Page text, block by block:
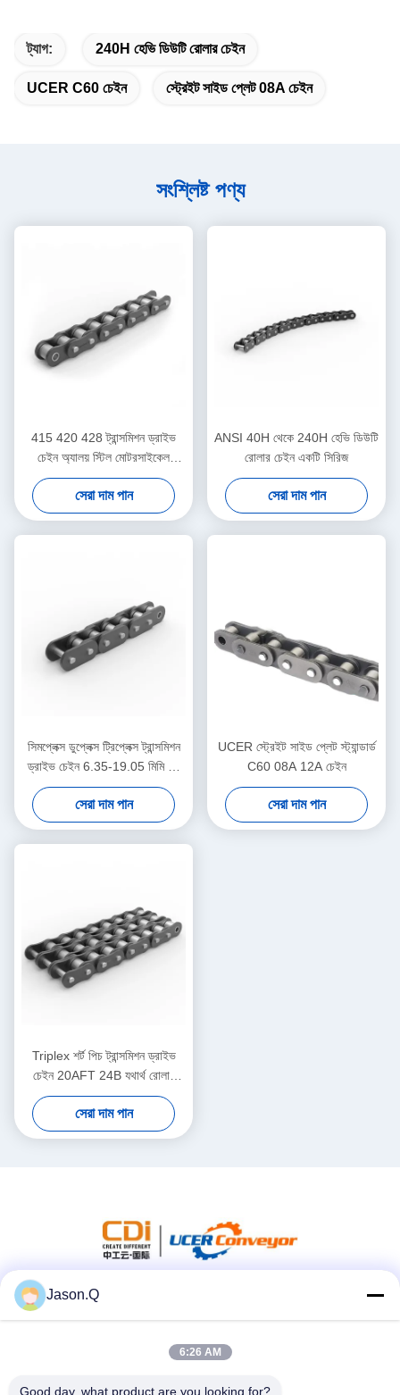
ট্যাগ: 240H হেভি ডিউটি ​​রোলার চেইন
UCER C60 চেইন স্ট্রেইট সাইড প্লেট 08A চেইন
সংশ্লিষ্ট পণ্য
415 420 428 ট্রান্সমিশন ড্রাইভ
চেইন অ্যালয় স্টিল মোটরসাইকেল
স্প্রকেট চেইন
সেরা দাম পান
ANSI 40H থেকে 240H হেভি ডিউটি
​​রোলার চেইন একটি সিরিজ
সেরা দাম পান
সিমপ্লেক্স ডুপ্লেক্স ট্রিপ্লেক্স ট্রান্সমিশন
ড্রাইভ চেইন 6.35-19.05 মিমি শর্ট
পিচ
সেরা দাম পান
UCER স্ট্রেইট সাইড প্লেট স্ট্যান্ডার্ড
C60 08A 12A চেইন
সেরা দাম পান
Triplex শর্ট পিচ ট্রান্সমিশন ড্রাইভ
চেইন 20AFT 24B যথার্থ রোলার
চেইন
সেরা দাম পান
দ্রুত যোগাযোগ
Jason.Q
6:26 AM
Good day, what product are you looking for?